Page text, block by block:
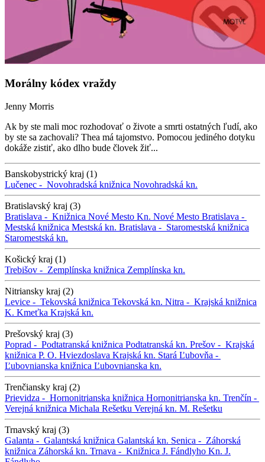
Morálny kódex vraždy
Jenny Morris
Ak by ste mali moc rozhodovať o živote a smrti ostatných ľudí, ako
by ste sa zachovali? Thea má tajomstvo. Pomocou jediného dotyku
dokáže zistiť, ako dlho bude človek žiť...
Banskobystrický kraj (1)
Lučenec - Novohradská knižnica Novohradská kn.
Bratislavský kraj (3)
Bratislava - Knižnica Nové Mesto Kn. Nové Mesto Bratislava -
Mestská knižnica Mestská kn. Bratislava - Staromestská knižnica
Staromestská kn.
Košický kraj (1)
Trebišov - Zemplínska knižnica Zemplínska kn.
Nitriansky kraj (2)
Levice - Tekovská knižnica Tekovská kn. Nitra - Krajská knižnica
K. Kmeťka Krajská kn.
Prešovský kraj (3)
Poprad - Podtatranská knižnica Podtatranská kn. Prešov - Krajská
knižnica P. O. Hviezdoslava Krajská kn. Stará Ľubovňa -
Ľubovnianska knižnica Ľubovnianska kn.
Trenčiansky kraj (2)
Prievidza - Hornonitrianska knižnica Hornonitrianska kn. Trenčín -
Verejná knižnica Michala Rešetku Verejná kn. M. Rešetku
Trnavský kraj (3)
Galanta - Galantská knižnica Galantská kn. Senica - Záhorská
knižnica Záhorská kn. Trnava - Knižnica J. Fándlyho Kn. J.